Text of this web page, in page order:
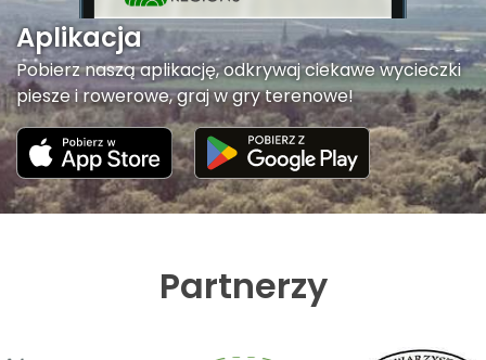
Aplikacja
Pobierz naszą aplikację, odkrywaj ciekawe wycieczki
piesze i rowerowe, graj w gry terenowe!
Partnerzy